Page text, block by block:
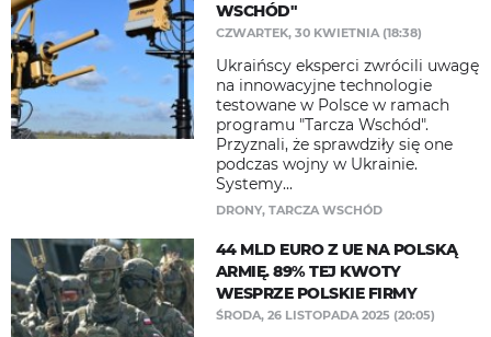
WSCHÓD"
CZWARTEK, 30 KWIETNIA (18:38)
Ukraińscy eksperci zwrócili uwagę
na innowacyjne technologie
testowane w Polsce w ramach
programu "Tarcza Wschód".
Przyznali, że sprawdziły się one
podczas wojny w Ukrainie.
Systemy...
DRONY, TARCZA WSCHÓD
44 MLD EURO Z UE NA POLSKĄ
ARMIĘ. 89% TEJ KWOTY
WESPRZE POLSKIE FIRMY
ŚRODA, 26 LISTOPADA 2025 (20:05)